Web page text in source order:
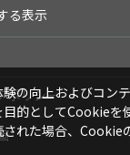
る表示
ポリシー
の向上およびコン
的としてCookieを
れた場合、Cookie